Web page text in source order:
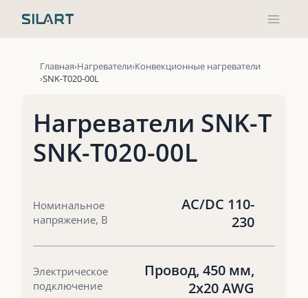
Главная Нагреватели Конвекционные нагреватели
SNK-T020-00L
Нагреватели SNK-T
SNK-T020-00L
Номинальное
напряжение, В
AC/DC 110-
230
Электрическое
подключение
Провод, 450 мм,
2х20 AWG